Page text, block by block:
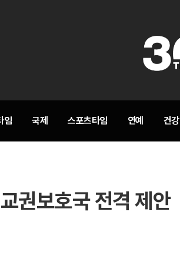
임 국제 스포츠타임 연예 건강
권보호국 전격 제안